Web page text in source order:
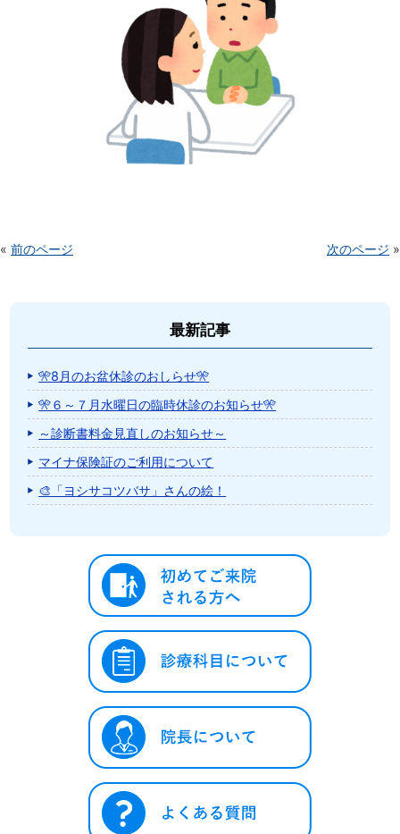
« 前のページ 次のページ »
最新記事
🎌8月のお盆休診のおしらせ🎌
🎌６～７月水曜日の臨時休診のお知らせ🎌
～診断書料金見直しのお知らせ～
マイナ保険証のご利用について
🎨「ヨシサコツバサ」さんの絵！